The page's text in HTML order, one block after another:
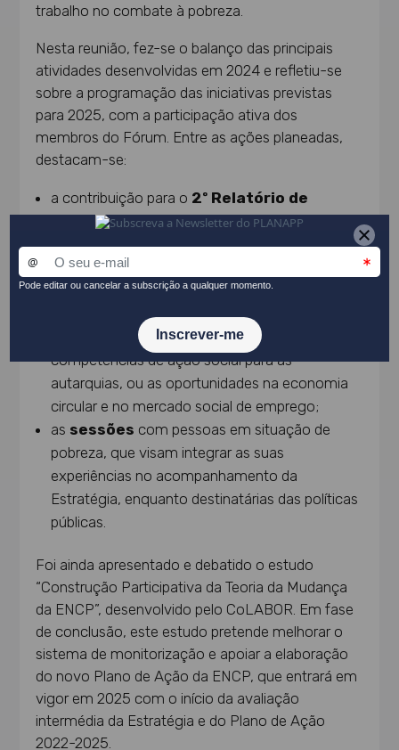
trabalho no combate à pobreza.
Nesta reunião, fez-se o balanço das principais
atividades desenvolvidas em 2024 e refletiu-se
sobre a programação das iniciativas previstas
para 2025, com a participação ativa dos
membros do Fórum. Entre as ações planeadas,
destacam-se:
a contribuição para o 2º Relatório de
Progressodo Plano de Ação da ENCP;
osFóruns Participativos Temáticos,
dinamizados por várias entidades do grupo e
abertos à sociedade civil, para debater temas
como os impactos da digitalização dos
serviços públicos, a descentralização de
competências de ação social para as
autarquias, ou as oportunidades na economia
circular e no mercado social de emprego;
as sessões com pessoas em situação de
pobreza, que visam integrar as suas
experiências no acompanhamento da
Estratégia, enquanto destinatárias das políticas
públicas.
Foi ainda apresentado e debatido o estudo
“Construção Participativa da Teoria da Mudança
da ENCP”, desenvolvido pelo CoLABOR. Em fase
de conclusão, este estudo pretende melhorar o
sistema de monitorização e apoiar a elaboração
do novo Plano de Ação da ENCP, que entrará em
vigor em 2025 com o início da avaliação
intermédia da Estratégia e do Plano de Ação
2022-2025.